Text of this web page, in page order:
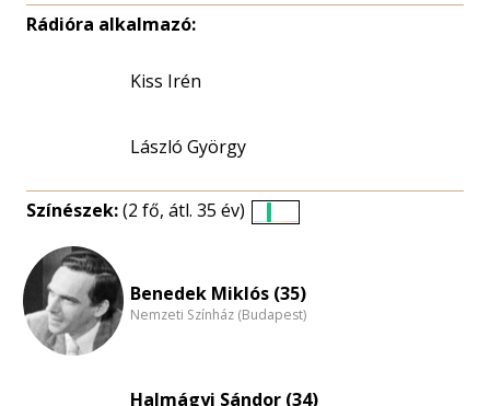
Rádióra alkalmazó:
Kiss Irén
László György
Színészek:(2 fő, átl. 35 év)
nagyítása
Benedek Miklós (35)
Nemzeti Színház (Budapest)
Halmágyi Sándor (34)